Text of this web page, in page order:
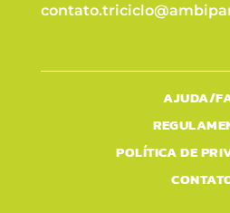
AJUDA/
POLÍTICA DE